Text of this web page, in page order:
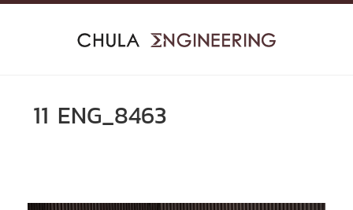
Skip
11 ENG_8463